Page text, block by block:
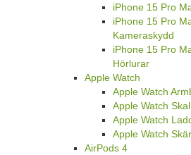
iPhone 15 Pro
iPhone 15 Pro
Kameraskydd
iPhone 15 Pro
Hörlurar
Apple Watch
Apple Watch
Apple Watch Skal
Apple Watch
Apple Watch
AirPods 4